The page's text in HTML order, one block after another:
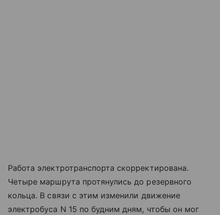
Работа электротранспорта скорректирована.
Четыре маршрута протянулись до резервного
кольца. В связи с этим изменили движение
электробуса N 15 по будним дням, чтобы он мог